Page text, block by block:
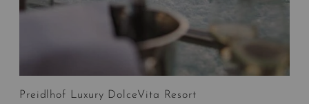
Preidlhof Luxury DolceVita Resort